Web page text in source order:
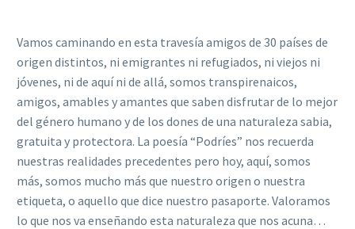
Vamos caminando en esta travesía amigos de 30 países de
origen distintos, ni emigrantes ni refugiados, ni viejos ni
jóvenes, ni de aquí ni de allá, somos transpirenaicos,
amigos, amables y amantes que saben disfrutar de lo mejor
del género humano y de los dones de una naturaleza sabia,
gratuita y protectora. La poesía “Podríes” nos recuerda
nuestras realidades precedentes pero hoy, aquí, somos
más, somos mucho más que nuestro origen o nuestra
etiqueta, o aquello que dice nuestro pasaporte. Valoramos
lo que nos va enseñando esta naturaleza que nos acuna…